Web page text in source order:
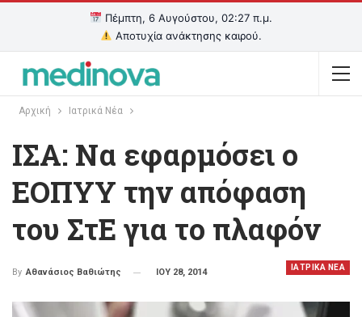
Πέμπτη, 6 Αυγούστου, 02:27 π.μ.
Αποτυχία ανάκτησης καιρού.
Αρχική Ιατρικά Νέα
IΣΑ: Να εφαρμόσει ο
ΕΟΠΥΥ την απόφαση
του ΣτΕ για το πλαφόν
ΙΑΤΡΙΚΑ ΝΕΑ
By Αθανάσιος Βαθιώτης ΙΟΥ 28, 2014